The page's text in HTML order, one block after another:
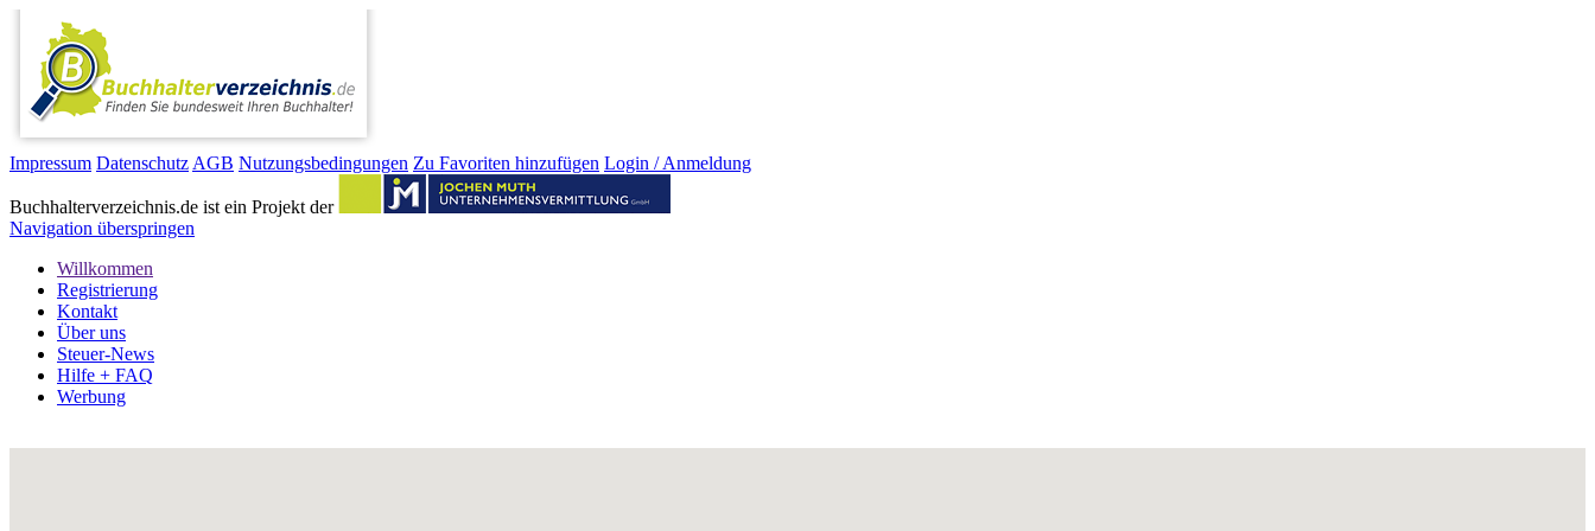
Impressum Datenschutz AGB Nutzungsbedingungen Zu Favoriten hinzufügen Login / Anmeldung
Buchhalterverzeichnis.de ist ein Projekt der
Navigation überspringen
Willkommen
Registrierung
Kontakt
Über uns
Steuer-News
Hilfe + FAQ
Werbung